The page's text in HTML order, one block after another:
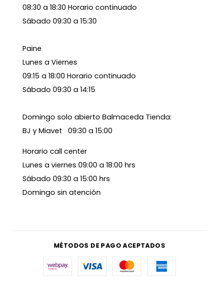
08:30 a 18:30 Horario continuado
Sábado 09:30 a 15:30
Paine
Lunes a Viernes
09:15 a 18:00 Horario continuado
Sábado 09:30 a 14:15
Domingo solo abierto Balmaceda Tienda:
BJ y Miavet 09:30 a 15:00
Horario call center
Lunes a viernes 09:00 a 18:00 hrs
Sábado 09:30 a 15:00 hrs
Domingo sin atención
MÉTODOS DE PAGO ACEPTADOS